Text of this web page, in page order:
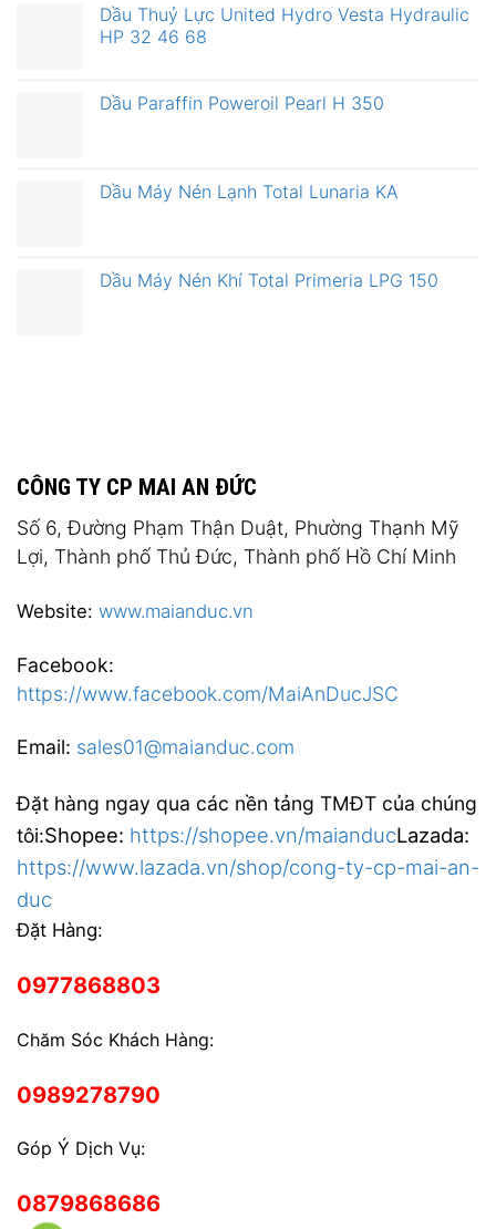
Dầu Thuỷ Lực United Hydro Vesta Hydraulic
HP 32 46 68
Dầu Paraffin Poweroil Pearl H 350
Dầu Máy Nén Lạnh Total Lunaria KA
Dầu Máy Nén Khí Total Primeria LPG 150
CÔNG TY CP MAI AN ĐỨC
Số 6, Đường Phạm Thận Duật, Phường Thạnh Mỹ
Lợi, Thành phố Thủ Đức, Thành phố Hồ Chí Minh
Website: www.maianduc.vn
Facebook:
https://www.facebook.com/MaiAnDucJSC
Email: sales01@maianduc.com
Đặt hàng ngay qua các nền tảng TMĐT của chúng
tôi:Shopee: https://shopee.vn/maianducLazada:
https://www.lazada.vn/shop/cong-ty-cp-mai-an-
duc
Đặt Hàng:
0977868803
Chăm Sóc Khách Hàng:
0989278790
Góp Ý Dịch Vụ:
0879868686